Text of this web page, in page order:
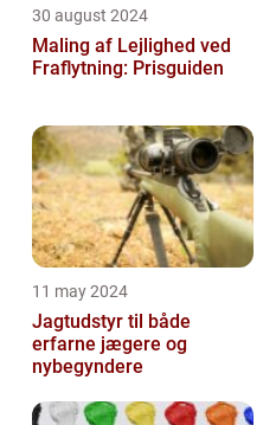
30 august 2024
Maling af Lejlighed ved
Fraflytning: Prisguiden
11 may 2024
Jagtudstyr til både
erfarne jægere og
nybegyndere